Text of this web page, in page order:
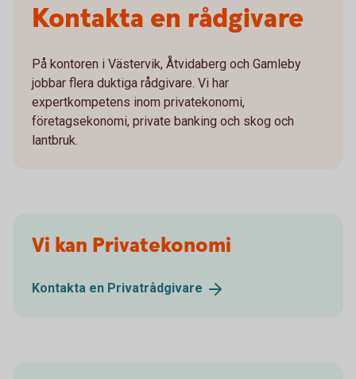
Kontakta en rådgivare
På kontoren i Västervik, Åtvidaberg och Gamleby
jobbar flera duktiga rådgivare. Vi har
expertkompetens inom privatekonomi,
företagsekonomi, private banking och skog och
lantbruk.
Vi kan Privatekonomi
Kontakta en Privatrådgivare